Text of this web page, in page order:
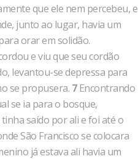
que ele nem percebeu, e
junto ao lugar, havia um
orar em solidão.
e viu que seu cordão
levantou-se depressa para
se propusera. 7Encontrando
se ia para o bosque,
saído por ali e foi até o
São Francisco se colocara
já estava ali havia um